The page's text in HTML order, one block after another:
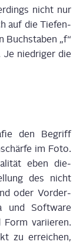
nicht nur
auf die Tie­fen­
Buch­sta­ben „f“
Je nied­ri­ger die
den Begriff
im Foto.
eben die­
des nicht
oder Vor­der­
und Soft­ware
vari­ie­ren.
zu errei­chen,